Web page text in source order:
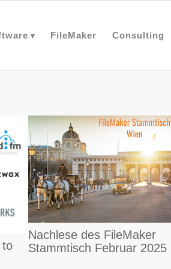
FileMaker Consulting
to
Nachlese des FileMaker
Stammtisch Februar 2025